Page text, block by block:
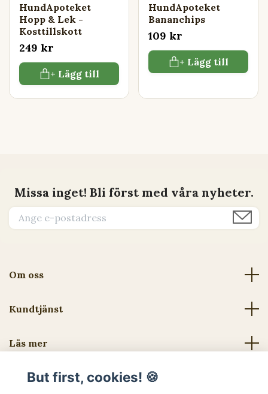
HundApoteket
Hopp & Lek -
Kosttillskott
249 kr
+ Lägg till
HundApoteket
Bananchips
109 kr
+ Lägg till
Missa inget! Bli först med våra nyheter.
Om oss
Kundtjänst
Läs mer
Sociala medier
But first, cookies! 🍪